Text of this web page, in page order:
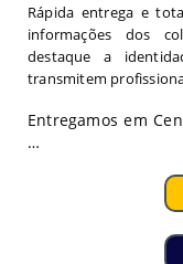
Rápida entrega e
informações dos
destaque a
transmitem
Entregamos em
…